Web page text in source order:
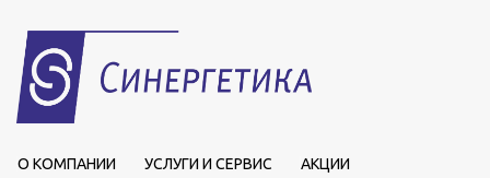
О КОМПАНИИ УСЛУГИ И СЕРВИС АКЦИИ